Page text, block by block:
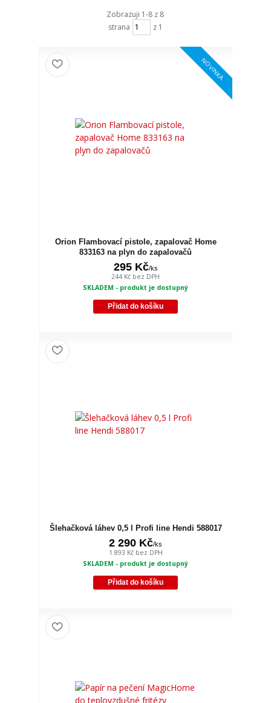
Zobrazuji 1-8 z 8
strana
z 1
NOVINKA
Orion Flambovací pistole, zapalovač Home
833163 na plyn do zapalovačů
295 Kč/ks
244 Kč bez DPH
SKLADEM - produkt je dostupný
Přidat do košíku
Šlehačková láhev 0,5 l Profi line Hendi 588017
2 290 Kč/ks
1 893 Kč bez DPH
SKLADEM - produkt je dostupný
Přidat do košíku